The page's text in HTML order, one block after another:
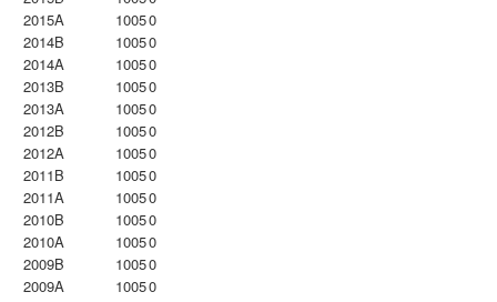
2015A
10050
2014B
10050
2014A
10050
2013B
10050
2013A
10050
2012B
10050
2012A
10050
2011B
10050
2011A
10050
2010B
10050
2010A
10050
2009B
10050
2009A
10050